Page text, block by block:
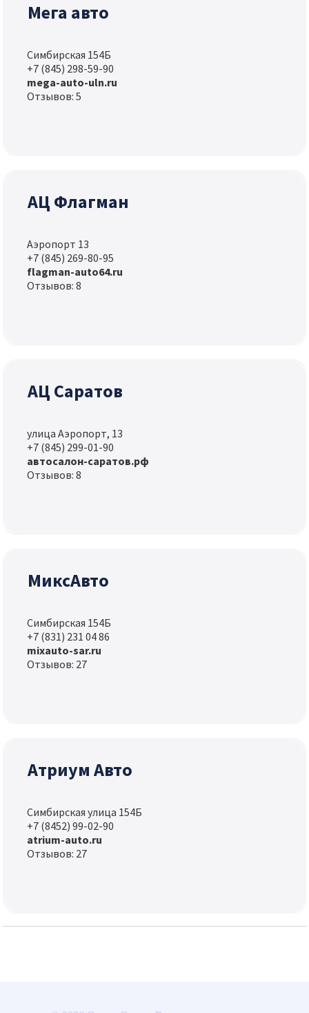
Мега авто
Симбирская 154Б
+7 (845) 298-59-90
mega-auto-uln.ru
Отзывов: 5
АЦ Флагман
Аэропорт 13
+7 (845) 269-80-95
flagman-auto64.ru
Отзывов: 8
АЦ Саратов
улица Аэропорт, 13
+7 (845) 299-01-90
автосалон-саратов.рф
Отзывов: 8
МиксАвто
Симбирская 154Б
+7 (831) 231 04 86
mixauto-sar.ru
Отзывов: 27
Атриум Авто
Симбирская улица 154Б
+7 (8452) 99-02-90
atrium-auto.ru
Отзывов: 27